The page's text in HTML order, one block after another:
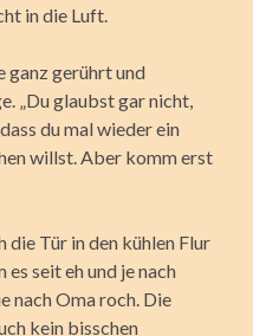
in die Luft.
ganz gerührt und
„Du glaubst gar nicht,
du mal wieder ein
willst. Aber komm erst
die Tür in den kühlen Flur
es seit eh und je nach
nach Oma roch. Die
kein bisschen